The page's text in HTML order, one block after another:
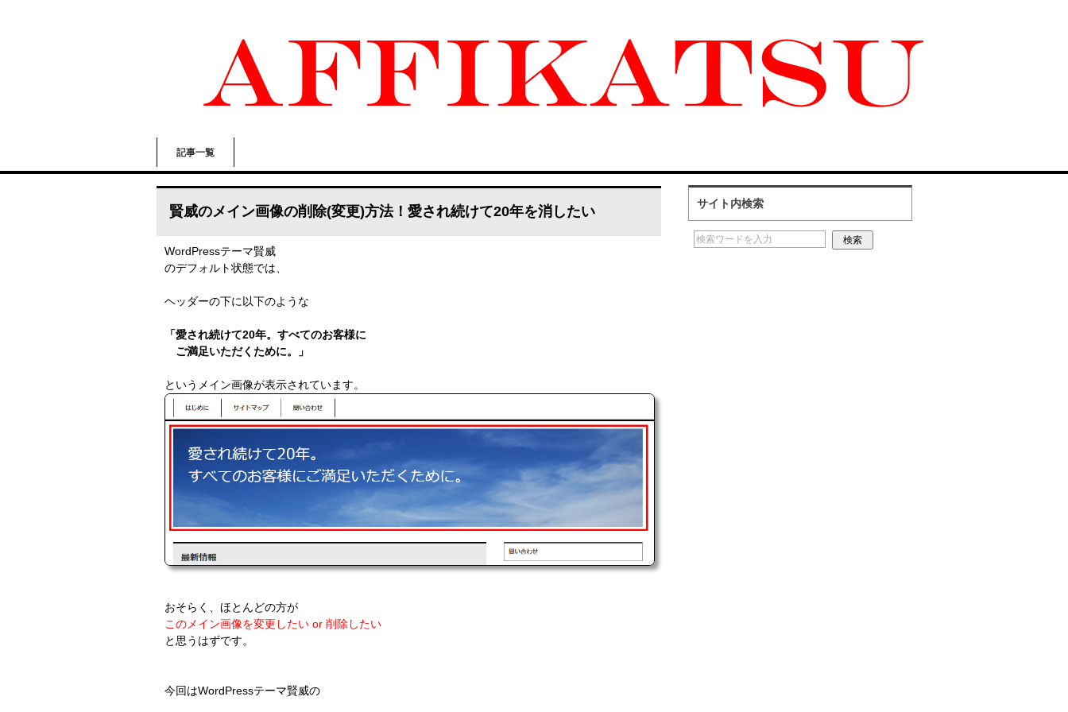
記事一覧
賢威のメイン画像の削除(変更)方法！愛され続けて20年を消したい
WordPressテーマ賢威
のデフォルト状態では、
ヘッダーの下に以下のような
「愛され続けて20年。すべてのお客様に
ご満足いただくために。」
というメイン画像が表示されています。
おそらく、ほとんどの方が
このメイン画像を変更したい or 削除したい
と思うはずです。
今回はWordPressテーマ賢威の
サイト内検索